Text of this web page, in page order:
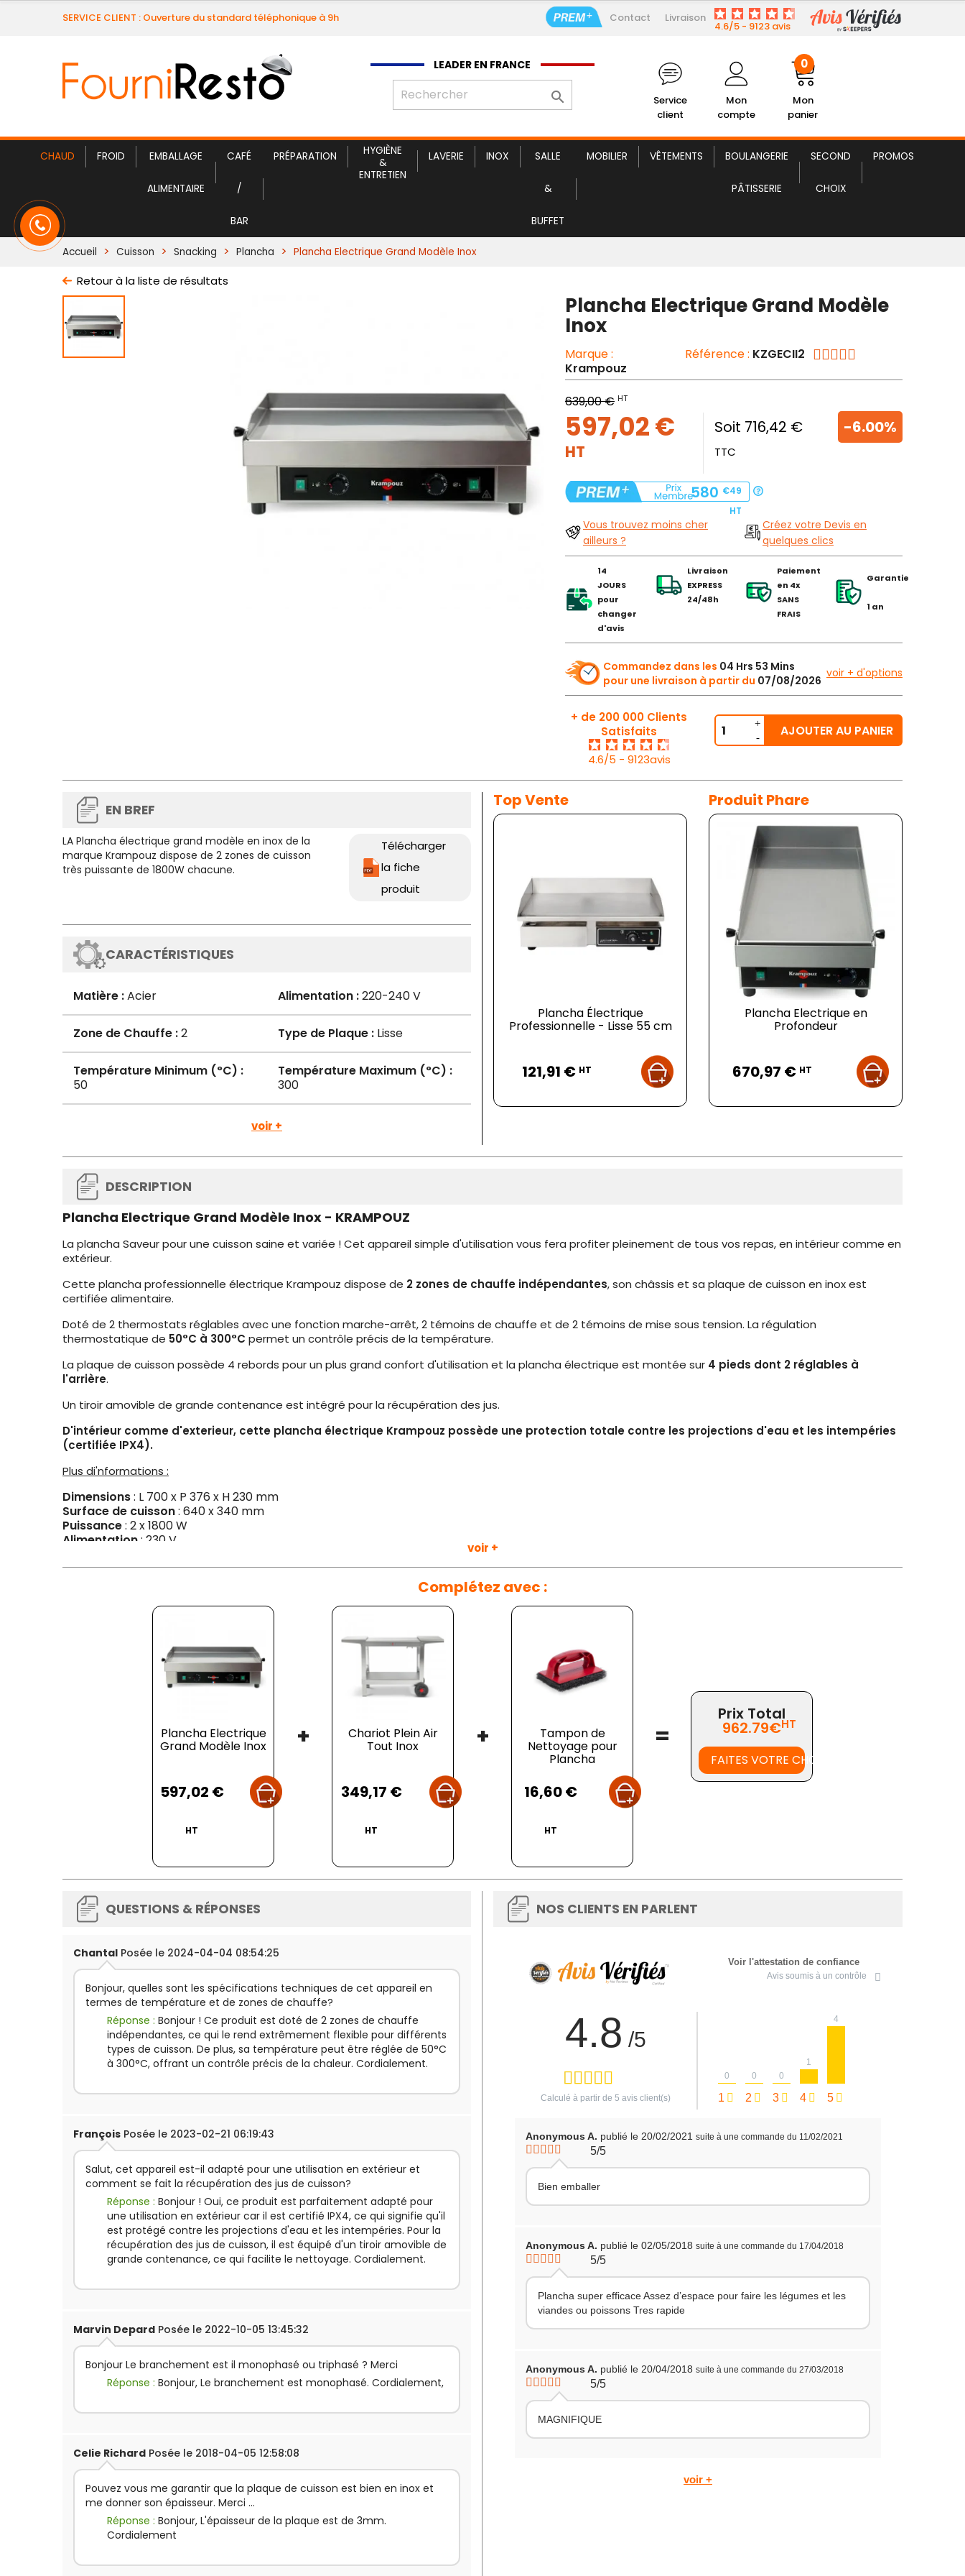
SERVICE CLIENT : Ouverture du standard téléphonique à 9h Contact Livraison
4.6/5 - 9123 avis
LEADER EN FRANCE

Service
client
Mon
compte
Mon
panier
0
CHAUD FROID EMBALLAGE
ALIMENTAIRE
CAFÉ
/
BAR
PRÉPARATION
HYGIÈNE
&
ENTRETIEN
LAVERIE INOX SALLE
&
BUFFET
MOBILIER VÊTEMENTS BOULANGERIE
PÂTISSERIE
SECOND
CHOIX
PROMOS
Plancha Electrique Grand Modèle Inox 597,02 € HT
Accueil Cuisson Snacking Plancha Plancha Electrique Grand Modèle Inox
Retour à la liste de résultats
Plancha Electrique Grand Modèle
Inox
Marque :
Krampouz
Référence : KZGECII2
639,00 € HT
597,02 €
HT
Soit 716,42 €
TTC
-6.00%
580 €49
HT
Vous trouvez moins cher
ailleurs ?
Créez votre Devis en
quelques clics
14
JOURS
pour
changer
d'avis
Livraison
EXPRESS
24/48h
Paiement
en 4x
SANS
FRAIS
Garantie
1 an
Commandez dans les 04 Hrs 53 Mins
pour une livraison à partir du 07/08/2026
voir + d'options
+ de 200 000 Clients
Satisfaits
4.6/5 - 9123avis
AJOUTER AU PANIER
EN BREF
LA Plancha électrique grand modèle en inox de la
marque Krampouz dispose de 2 zones de cuisson
très puissante de 1800W chacune.
Télécharger
la fiche
produit
CARACTÉRISTIQUES
Matière :Acier Alimentation :220-240 V
Zone de Chauffe :2 Type de Plaque :Lisse
Température Minimum (°C) :
50
Température Maximum (°C) :
300
voir +
Top Vente
Plancha Électrique
Professionnelle - Lisse 55 cm
121,91 € HT
Produit Phare
Plancha Electrique en
Profondeur
670,97 € HT
DESCRIPTION
Plancha Electrique Grand Modèle Inox - KRAMPOUZ
La plancha Saveur pour une cuisson saine et variée ! Cet appareil simple d'utilisation vous fera profiter pleinement de tous vos repas, en intérieur comme en
extérieur.
Cette plancha professionnelle électrique Krampouz dispose de 2 zones de chauffe indépendantes, son châssis et sa plaque de cuisson en inox est
certifiée alimentaire.
Doté de 2 thermostats réglables avec une fonction marche-arrêt, 2 témoins de chauffe et de 2 témoins de mise sous tension. La régulation
thermostatique de 50°C à 300°C permet un contrôle précis de la température.
La plaque de cuisson possède 4 rebords pour un plus grand confort d'utilisation et la plancha électrique est montée sur 4 pieds dont 2 réglables à
l'arrière.
Un tiroir amovible de grande contenance est intégré pour la récupération des jus.
D'intérieur comme d'exterieur, cette plancha électrique Krampouz possède une protection totale contre les projections d'eau et les intempéries
(certifiée IPX4).
Plus di'nformations :
Dimensions: L 700 x P 376 x H 230 mm
Surface de cuisson: 640 x 340 mm
Puissance: 2 x 1800 W
Alimentation: 230 V
voir +
Complétez avec :
Plancha Electrique
Grand Modèle Inox
597,02 €
HT
+ Chariot Plein Air
Tout Inox
349,17 €
HT
+ Tampon de
Nettoyage pour
Plancha
16,60 €
HT
=
Prix Total
962.79€HT
FAITES VOTRE CHOIX
QUESTIONS & RÉPONSES
Chantal Posée le 2024-04-04 08:54:25
Bonjour, quelles sont les spécifications techniques de cet appareil en
termes de température et de zones de chauffe?
Réponse : Bonjour ! Ce produit est doté de 2 zones de chauffe
indépendantes, ce qui le rend extrêmement flexible pour différents
types de cuisson. De plus, sa température peut être réglée de 50°C
à 300°C, offrant un contrôle précis de la chaleur. Cordialement.
François Posée le 2023-02-21 06:19:43
Salut, cet appareil est-il adapté pour une utilisation en extérieur et
comment se fait la récupération des jus de cuisson?
Réponse : Bonjour ! Oui, ce produit est parfaitement adapté pour
une utilisation en extérieur car il est certifié IPX4, ce qui signifie qu'il
est protégé contre les projections d'eau et les intempéries. Pour la
récupération des jus de cuisson, il est équipé d'un tiroir amovible de
grande contenance, ce qui facilite le nettoyage. Cordialement.
Marvin Depard Posée le 2022-10-05 13:45:32
Bonjour Le branchement est il monophasé ou triphasé ? Merci
Réponse : Bonjour, Le branchement est monophasé. Cordialement,
Celie Richard Posée le 2018-04-05 12:58:08
Pouvez vous me garantir que la plaque de cuisson est bien en inox et
me donner son épaisseur. Merci ...
Réponse : Bonjour, L'épaisseur de la plaque est de 3mm.
Cordialement
NOS CLIENTS EN PARLENT
Voir l'attestation de confiance
Avis soumis à un contrôle
4.8 /5
Calculé à partir de 5 avis client(s) 1
0
2
0
3
0
4
1
5
4
Anonymous A. publié le 20/02/2021 suite à une commande du 11/02/2021
5/5
Bien emballer
Anonymous A. publié le 02/05/2018 suite à une commande du 17/04/2018
5/5
Plancha super efficace Assez d’espace pour faire les légumes et les
viandes ou poissons Tres rapide
Anonymous A. publié le 20/04/2018 suite à une commande du 27/03/2018
5/5
MAGNIFIQUE
voir +